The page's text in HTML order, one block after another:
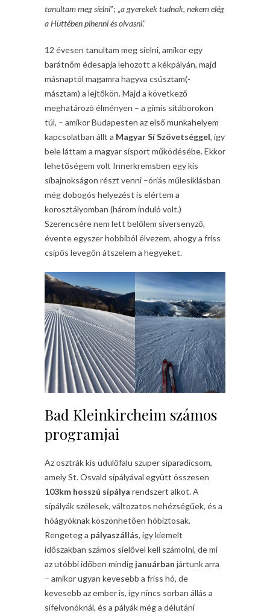
tanultam meg síelni”; „a gyerekek tudnak, nekem elég
a Hüttében pihenni és olvasni.”
12 évesen tanultam meg síelni, amikor egy
barátnőm édesapja lehozott a kékpályán, majd
másnaptól magamra hagyva csúsztam(-
másztam) a lejtőkön. Majd a következő
meghatározó élményen – a gimis sítáborokon
túl, – amikor Budapesten az első munkahelyem
kapcsolatban állt a Magyar Sí Szövetséggel, így
bele láttam a magyar sísport működésébe. Ekkor
lehetőségem volt Innerkremsben egy kis
síbajnokságon részt venni –óriás műlesiklásban
még dobogós helyezést is elértem a
korosztályomban (három induló volt.)
Szerencsére nem lett belőlem síversenyző,
évente egyszer hobbiból élvezem, ahogy a friss
csípős levegőn átszelem a hegyeket.
Bad Kleinkircheim számos
programjai
Az osztrák kis üdülőfalu szuper síparadicsom,
amely St. Osvald sípályával együtt összesen
103km hosszú sípálya rendszert alkot. A
sípályák szélesek, változatos nehézségűek, és a
hóágyóknak köszönhetően hóbiztosak.
Rengeteg a pályaszállás, így kiemelt
időszakban számos síelővel kell számolni, de mi
az utóbbi időben mindig januárban jártunk arra
– amikor ugyan kevesebb a friss hó, de
kevesebb az ember is, így nincs sorban állás a
sífelvonóknál, és a pályák még a délutáni